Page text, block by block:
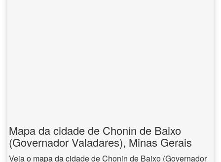
Mapa da cidade de Chonin de Baixo
(Governador Valadares), Minas Gerais
Veja o mapa da cidade de Chonin de Baixo (Governador